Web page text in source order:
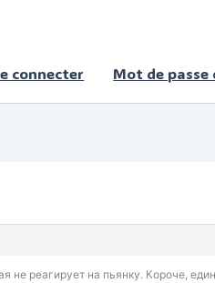
connecter Mot de passe
реагирует на пьянку. Короче,